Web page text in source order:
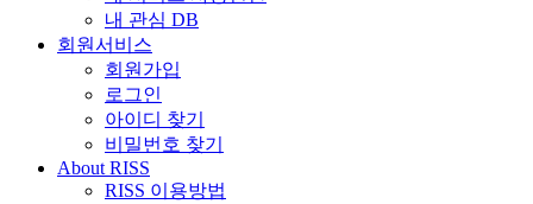
내 관심 DB
회원서비스
회원가입
로그인
아이디 찾기
비밀번호 찾기
About RISS
RISS 이용방법